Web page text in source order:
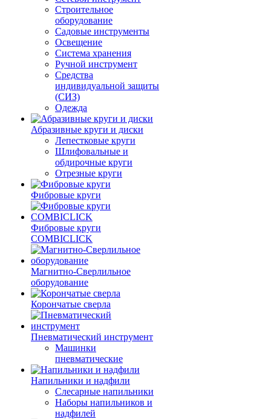
Строительное
оборудование
Садовые инструменты
Освещение
Система хранения
Ручной инструмент
Средства
индивидуальной защиты
(СИЗ)
Одежда
Абразивные круги и диски
Лепестковые круги
Шлифовальные и
обдирочные круги
Отрезные круги
Фибровые круги
Фибровые круги
COMBICLICK
Магнитно-Сверлильное
оборудование
Корончатые сверла
Пневматический инструмент
Машинки
пневматические
Напильники и надфили
Слесарные напильники
Наборы напильников и
надфилей